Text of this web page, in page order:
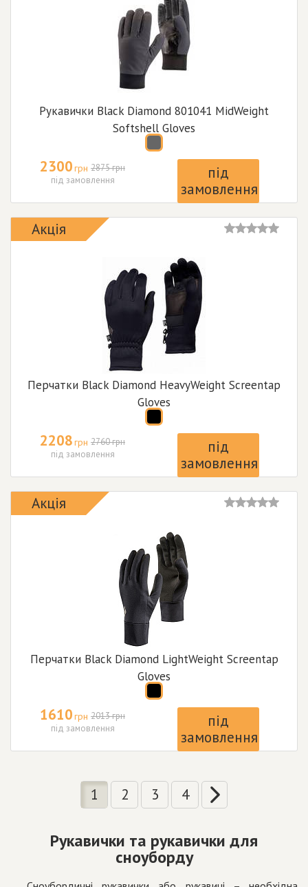
Рукавички Black Diamond 801041 MidWeight
Softshell Gloves
2300грн 2875 грн
під замовлення
під
замовлення
Акція
Перчатки Black Diamond HeavyWeight Screentap
Gloves
2208грн 2760 грн
під замовлення
під
замовлення
Акція
Перчатки Black Diamond LightWeight Screentap
Gloves
1610грн 2013 грн
під замовлення
під
замовлення
1 2 3 4
Рукавички та рукавички для
сноуборду